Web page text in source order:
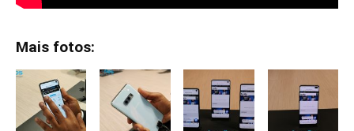
Mais fotos: